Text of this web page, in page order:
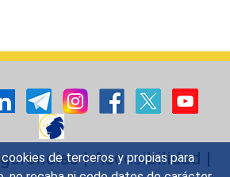
de terceros y propias para
|Accesibilidad |